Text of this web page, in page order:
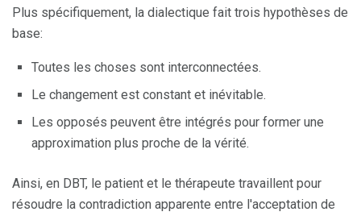
Plus spécifiquement, la dialectique fait trois hypothèses de
base:
Toutes les choses sont interconnectées.
Le changement est constant et inévitable.
Les opposés peuvent être intégrés pour former une
approximation plus proche de la vérité.
Ainsi, en DBT, le patient et le thérapeute travaillent pour
résoudre la contradiction apparente entre l'acceptation de